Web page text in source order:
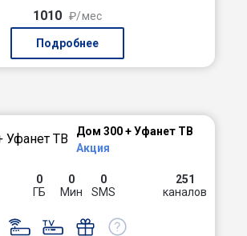
1010 ₽/мес
Подробнее
Дом 300 + Уфанет ТВ
Акция
0
ГБ
0
Мин
0
SMS
251
каналов